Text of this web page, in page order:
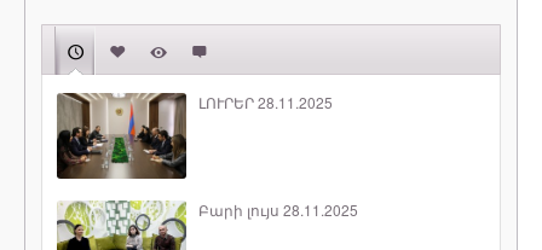
ԼՈՒՐԵՐ 28.11.2025
Բարի լույս 28.11.2025